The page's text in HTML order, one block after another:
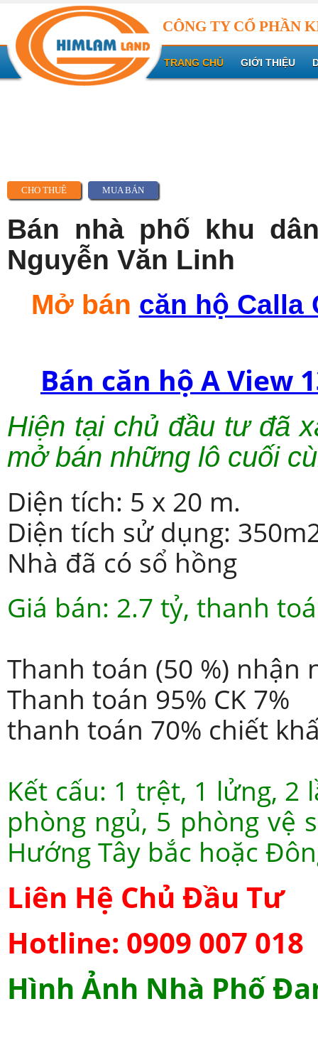
CÔNG TY CỔ PHẦN
TRANG CHỦ GIỚI THIỆU
CHO THUÊ MUA BÁN
Bán nhà phố khu
Nguyễn Văn Linh
Mở bán căn hộ Calla
Bán căn hộ A View
Hiện tại chủ đầu tư đã
mở bán những lô cuối
Diện tích: 5 x 20 m.
Diện tích sử dụng:
Nhà đã có sổ hồng
Giá bán: 2.7 tỷ, thanh
Thanh toán (50 %) nhận
Thanh toán 95% CK 7%
thanh toán 70% chiết
Kết cấu: 1 trệt, 1 lửng, 2
phòng ngủ, 5 phòng vệ
Hướng Tây bắc hoặc
Liên Hệ Chủ Đầu Tư
Hotline: 0909 007 018
Hình Ảnh Nhà Phố